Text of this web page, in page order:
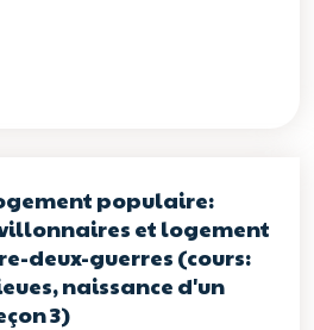
populaire:
et logement
deux-guerres (cours:
naissance d'un
3)